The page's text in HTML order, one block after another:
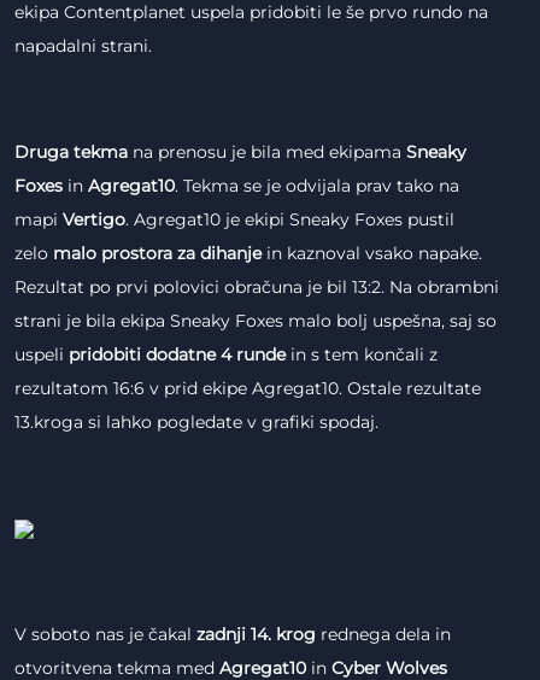
ekipa Contentplanet uspela pridobiti le še prvo rundo na
napadalni strani.
Druga tekma na prenosu je bila med ekipama Sneaky
Foxes in Agregat10. Tekma se je odvijala prav tako na
mapi Vertigo. Agregat10 je ekipi Sneaky Foxes pustil
zelo malo prostora za dihanjein kaznoval vsako napake.
Rezultat po prvi polovici obračuna je bil 13:2. Na obrambni
strani je bila ekipa Sneaky Foxes malo bolj uspešna, saj so
uspeli pridobiti dodatne 4 rundein s tem končali z
rezultatom 16:6 v prid ekipe Agregat10. Ostale rezultate
13.kroga si lahko pogledate v grafiki spodaj.
V soboto nas je čakal zadnji 14. krog rednega dela in
otvoritvena tekma med Agregat10 in Cyber Wolves